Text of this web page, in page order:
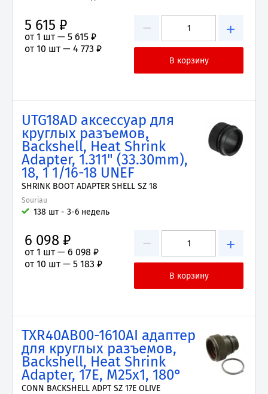
− +
5 615 ₽
от 1 шт — 5 615 ₽
от 10 шт — 4 773 ₽
UTG18AD аксессуар для
круглых разъемов,
Backshell, Heat Shrink
Adapter, 1.311" (33.30mm),
18, 1 1/16-18 UNEF
SHRINK BOOT ADAPTER SHELL SZ 18
Souriau
138 шт - 3-6 недель
− +
6 098 ₽
от 1 шт — 6 098 ₽
от 10 шт — 5 183 ₽
TXR40AB00-1610AI адаптер
для круглых разъемов,
Backshell, Heat Shrink
Adapter, 17E, M25x1, 180°
CONN BACKSHELL ADPT SZ 17E OLIVE